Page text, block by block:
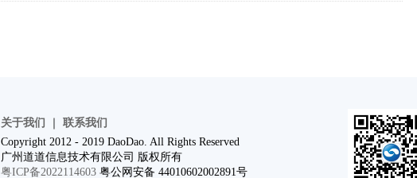
关于我们 ｜ 联系我们
Copyright 2012 - 2019 DaoDao. All Rights Reserved
广州道道信息技术有限公司 版权所有
粤ICP备2022114603 粤公网安备 44010602002891号